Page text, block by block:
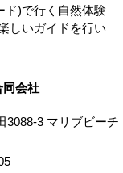
ド)で行く自然体験
しいガイドを行い
同会社
3088-3 マリブビーチ